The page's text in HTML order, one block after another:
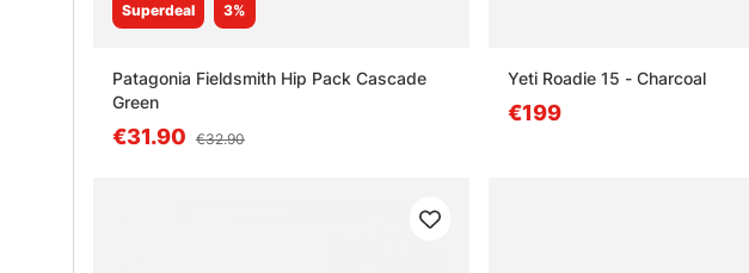
Superdeal 3%
Patagonia Fieldsmith Hip Pack Cascade
Green
€31.90 €32.90
Yeti Roadie 15 - Charcoal
€199